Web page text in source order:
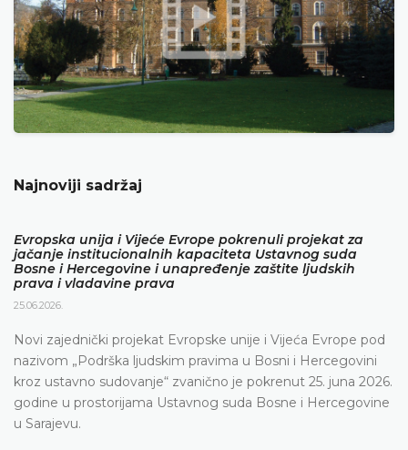
Najnoviji sadržaj
Evropska unija i Vijeće Evrope pokrenuli projekat za
jačanje institucionalnih kapaciteta Ustavnog suda
Bosne i Hercegovine i unapređenje zaštite ljudskih
prava i vladavine prava
25.06.2026.
Novi zajednički projekat Evropske unije i Vijeća Evrope pod
nazivom „Podrška ljudskim pravima u Bosni i Hercegovini
kroz ustavno sudovanje“ zvanično je pokrenut 25. juna 2026.
godine u prostorijama Ustavnog suda Bosne i Hercegovine
u Sarajevu.